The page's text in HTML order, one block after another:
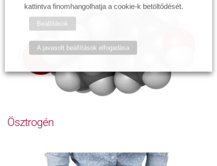
Ösztrogén
kattintva finomhangolhatja a cookie-k betöltődését.
Beállítások
A javasolt beállítások elfogadása